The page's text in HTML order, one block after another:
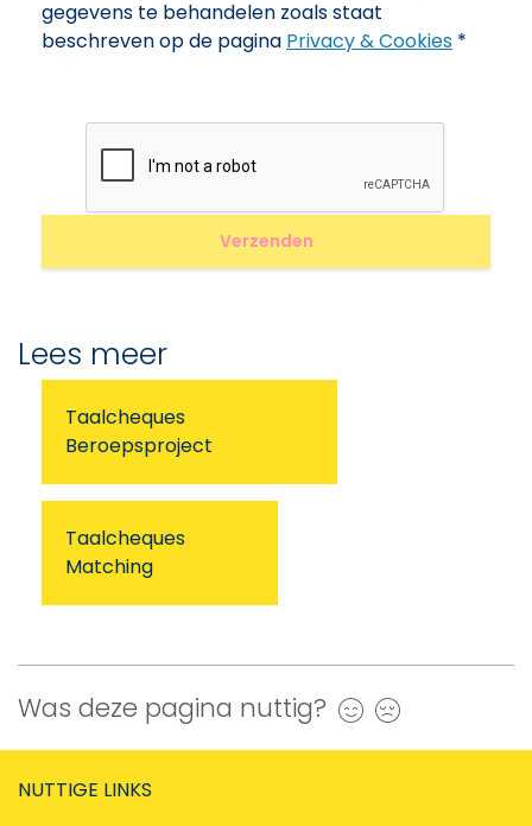
gegevens te behandelen zoals staat
beschreven op de pagina Privacy & Cookies *
Lees meer
Taalcheques
Beroepsproject
Taalcheques
Matching
Was deze pagina nuttig? Ja
NUTTIGE LINKS